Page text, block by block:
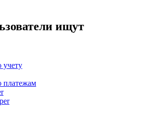
ищут
учету
платежам